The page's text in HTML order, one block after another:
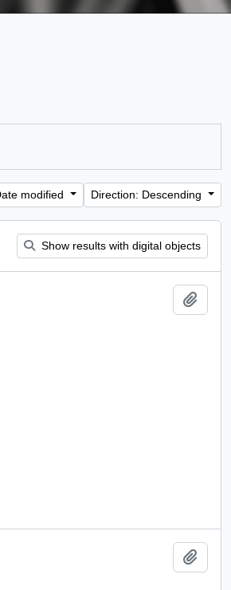
modified Direction: Descending
Show results with digital objects